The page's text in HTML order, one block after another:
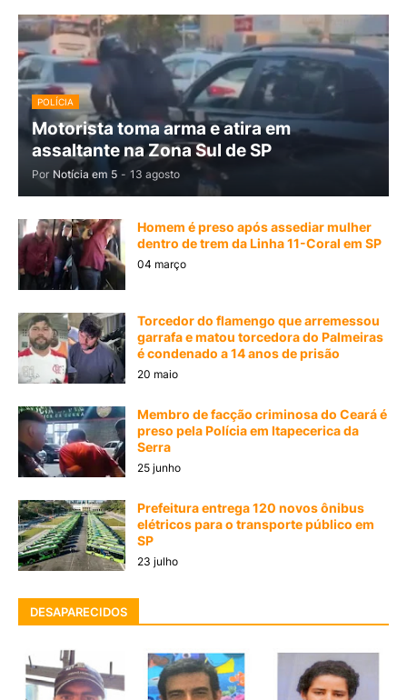
POLÍCIA
Motorista toma arma e atira em
assaltante na Zona Sul de SP
Por Notícia em 5 - 13 agosto
Homem é preso após assediar mulher
dentro de trem da Linha 11-Coral em SP
04 março
Torcedor do flamengo que arremessou
garrafa e matou torcedora do Palmeiras
é condenado a 14 anos de prisão
20 maio
Membro de facção criminosa do Ceará é
preso pela Polícia em Itapecerica da
Serra
25 junho
Prefeitura entrega 120 novos ônibus
elétricos para o transporte público em
SP
23 julho
DESAPARECIDOS